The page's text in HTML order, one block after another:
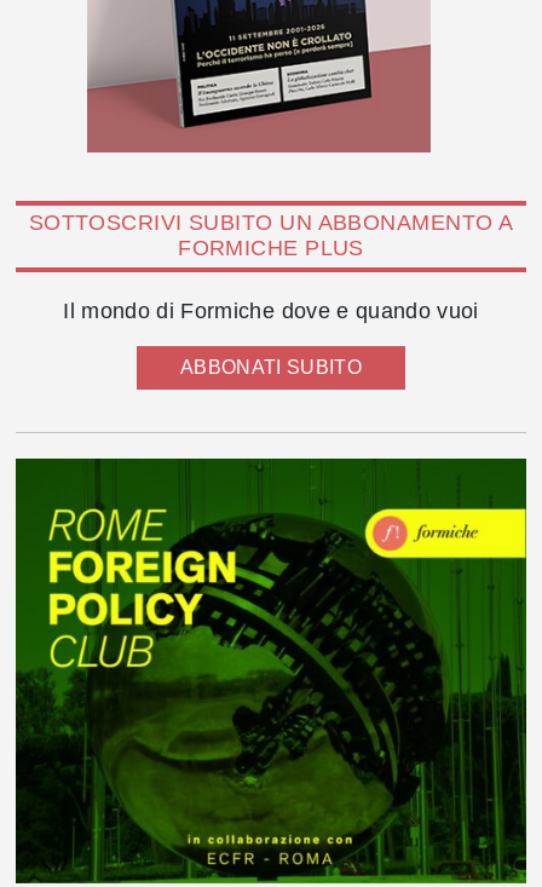
SOTTOSCRIVI SUBITO UN ABBONAMENTO A
FORMICHE PLUS
Il mondo di Formiche dove e quando vuoi
ABBONATI SUBITO